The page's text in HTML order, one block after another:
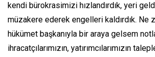
kendi bürokrasimizi hızlandırdık, yeri
müzakere ederek engelleri kaldırdık. Ne
hükümet başkanıyla bir araya gelsem
ihracatçılarımızın, yatırımcılarımızın